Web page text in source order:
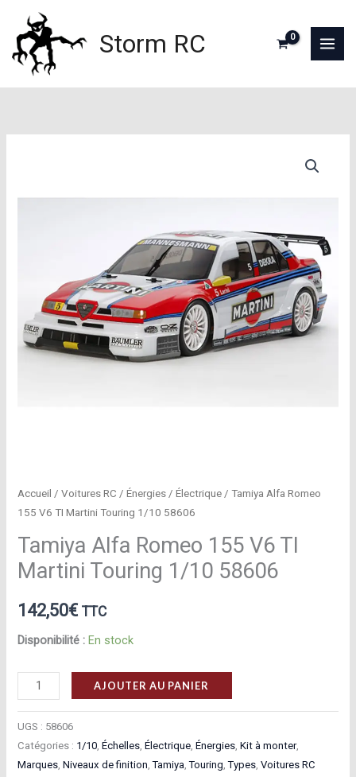
contenu
Storm RC
Accueil /Voitures RC /Énergies /Électrique / Tamiya Alfa Romeo
155 V6 TI Martini Touring 1/10 58606
Tamiya Alfa Romeo 155 V6 TI
Martini Touring 1/10 58606
142,50€ TTC
Disponibilité : En stock
quantité
de
Tamiya
Alfa
Romeo
AJOUTER AU PANIER
UGS : 58606
Catégories : 1/10,Échelles,Électrique,Énergies,Kit à monter,
Marques,Niveaux de finition,Tamiya,Touring,Types,Voitures RC